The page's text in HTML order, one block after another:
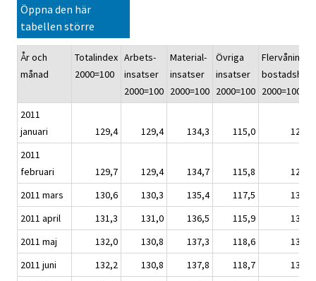
Öppna den här
tabellen större
År och
månad
Totalindex
2000=100
Arbets-
insatser
2000=100
Material-
insatser
2000=100
Övriga
insatser
2000=100
Flervånings-
bostadshus
2000=100
2011
januari
129,4 129,4 134,3 115,0
129,1
2011
februari
129,7 129,4 134,7 115,8
129,6
2011 mars
130,6 130,3 135,4 117,5
130,3
2011 april
131,3 131,0 136,5 115,9
131,1
2011 maj
132,0 130,8 137,3 118,6
131,8
2011 juni
132,2 130,8 137,8 118,7
132,0